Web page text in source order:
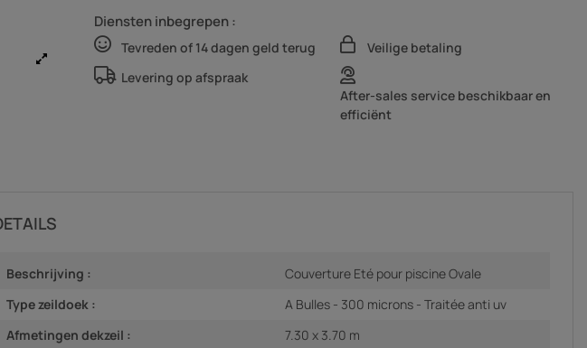
Diensten inbegrepen :
Tevreden of 14 dagen geld terug
Veilige betaling
Levering op afspraak
After-sales service beschikbaar en
efficiënt
Beschrijving :
Couverture Eté pour piscine Ovale
Type zeildoek :
A Bulles - 300 microns - Traitée anti uv
Afmetingen dekzeil :
7.30 x 3.70 m